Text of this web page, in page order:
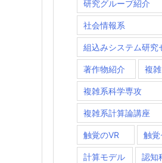
研究グループ紹介
社会情報系
組込みシステム研究
著作物紹介 複
複雑系科学専攻
複雑系計算論講座
触覚のVR 触覚
計算モデル 認知